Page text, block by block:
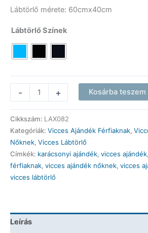
Lábtörlő mérete: 60cmx40cm
Lábtörlő Színek
-
Lábtörlő
Színes
-
Merry
F.cking
Christmas
-
Karácsonyi
Karácsonyi
+ Kosárba teszem
Cikkszám: LAX082
Kategóriák: Vicces Ajándék Férfiaknak,
Nőknek, Vicces Lábtörlő
Címkék: karácsonyi ajándék, vicces ajándék
férfiaknak, vicces ajándék nőknek, vicces
vicces lábtörlő
Leírás